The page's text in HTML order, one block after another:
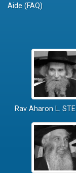
Aide (FAQ)
Rav Aharon L.